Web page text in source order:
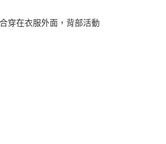
穿在衣服外面，背部活動